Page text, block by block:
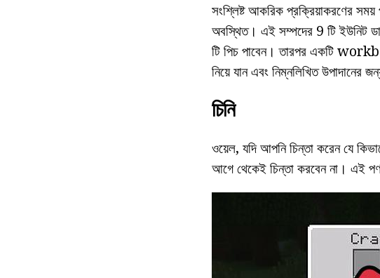
সংশ্লিষ্ট আকরিক প্রক্রিয়াকরণের সময়
অবস্থিত। এই সম্পদের 9 টি ইউনিট
টি পিচ পাবেন। তারপর একটি
নিয়ে যান এবং নিম্নলিখিত উপাদানের
চিনি
ওয়েল, যদি আপনি চিন্তা করেন যে
আগে থেকেই চিন্তা করবেন না। এই